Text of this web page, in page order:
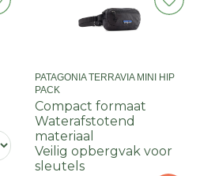
PATAGONIA TERRAVIA MINI HIP
PACK
Compact formaat
Waterafstotend
materiaal
Veilig opbergvak voor
sleutels